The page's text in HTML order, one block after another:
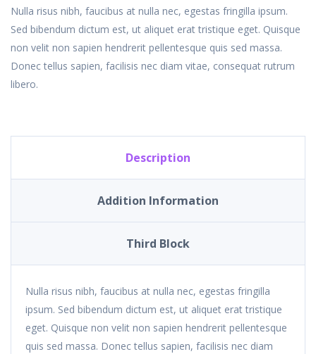
Nulla risus nibh, faucibus at nulla nec, egestas fringilla ipsum.
Sed bibendum dictum est, ut aliquet erat tristique eget. Quisque
non velit non sapien hendrerit pellentesque quis sed massa.
Donec tellus sapien, facilisis nec diam vitae, consequat rutrum
libero.
Description
Addition Information
Third Block
Nulla risus nibh, faucibus at nulla nec, egestas fringilla
ipsum. Sed bibendum dictum est, ut aliquet erat tristique
eget. Quisque non velit non sapien hendrerit pellentesque
quis sed massa. Donec tellus sapien, facilisis nec diam